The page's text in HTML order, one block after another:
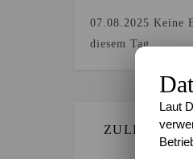
07.08.2025 Keine
diesem Tag.
ZULETZT
Laut